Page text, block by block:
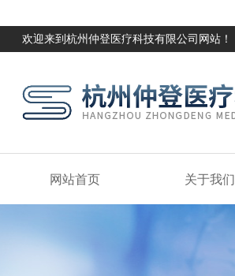
欢迎来到杭州仲登医疗科技有限公司网站！
网站首页 关于我们